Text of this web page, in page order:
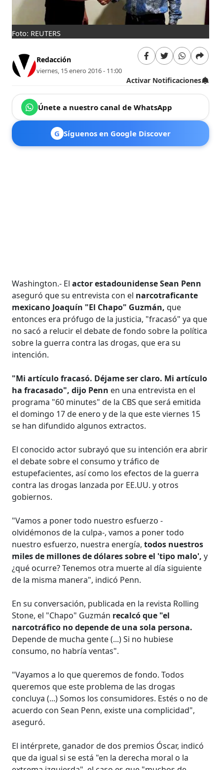
Foto: REUTERS
Redacción
viernes, 15 enero 2016 - 11:00
Activar Notificaciones
Únete a nuestro canal de WhatsApp
G Síguenos en Google Discover
Washington.- Elactor estadounidense Sean Penn
aseguró que su entrevista con el narcotraficante
mexicano Joaquín "El Chapo" Guzmán, que
entonces era prófugo de la justicia, "fracasó" ya que
no sacó a relucir el debate de fondo sobre la política
sobre la guerra contra las drogas, que era su
intención.
"Mi artículo fracasó. Déjame ser claro. Mi artículo
ha fracasado", dijo Penn en una entrevista en el
programa "60 minutes" de la CBS que será emitida
el domingo 17 de enero y de la que este viernes 15
se han difundido algunos extractos.
El conocido actor subrayó que su intención era abrir
el debate sobre el consumo y tráfico de
estupefacientes, así como los efectos de la guerra
contra las drogas lanzada por EE.UU. y otros
gobiernos.
"Vamos a poner todo nuestro esfuerzo -
olvidémonos de la culpa-, vamos a poner todo
nuestro esfuerzo, nuestra energía,todos nuestros
miles de millones de dólares sobre el 'tipo malo', y
¿qué ocurre? Tenemos otra muerte al día siguiente
de la misma manera", indicó Penn.
En su conversación, publicada en la revista Rolling
Stone, el "Chapo" Guzmán recalcó que "el
narcotráfico no depende de una sola persona.
Depende de mucha gente (...) Si no hubiese
consumo, no habría ventas".
"Vayamos a lo que queremos de fondo. Todos
queremos que este problema de las drogas
concluya (...) Somos los consumidores. Estés o no de
acuerdo con Sean Penn, existe una complicidad",
aseguró.
El intérprete, ganador de dos premios Óscar, indicó
que da igual si se está "en la derecha moral o la